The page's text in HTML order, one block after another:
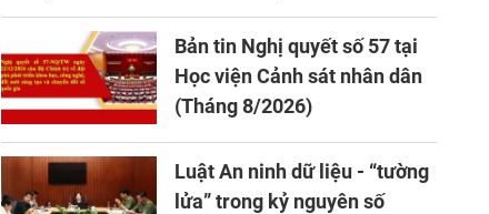
và ứng dụng khoa học công nghệ, đổi mới sáng
tạo và chuyển đổi số.Bản tin Nghị quyết số 57 tại
Học viện Cảnh sát nhân dân
(Tháng 8/2026)
Luật An ninh dữ liệu - “tường
lửa” trong kỷ nguyên số